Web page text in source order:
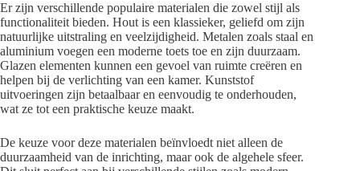
Er zijn verschillende populaire materialen die zowel stijl als
functionaliteit bieden. Hout is een klassieker, geliefd om zijn
natuurlijke uitstraling en veelzijdigheid. Metalen zoals staal en
aluminium voegen een moderne toets toe en zijn duurzaam.
Glazen elementen kunnen een gevoel van ruimte creëren en
helpen bij de verlichting van een kamer. Kunststof
uitvoeringen zijn betaalbaar en eenvoudig te onderhouden,
wat ze tot een praktische keuze maakt.
De keuze voor deze materialen beïnvloedt niet alleen de
duurzaamheid van de inrichting, maar ook de algehele sfeer.